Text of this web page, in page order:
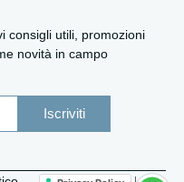
consigli utili, promozioni
novità in campo
Iscriviti